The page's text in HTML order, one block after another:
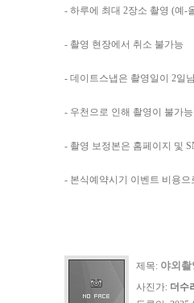
- 하루에 최대 2장소 촬영 (예-
- 촬영 현장에서 취소 불가능
- 데이트스냅은 촬영일이 2일
- 우천으로 인해 촬영이 불가
- 촬영 보정본은 홈페이지 및
- 본식예약시기 이벤트 비용으
제목: 야외
사진가: 더수